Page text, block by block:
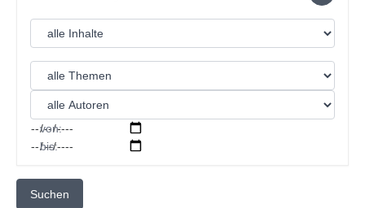
von:
bis:
Suchen